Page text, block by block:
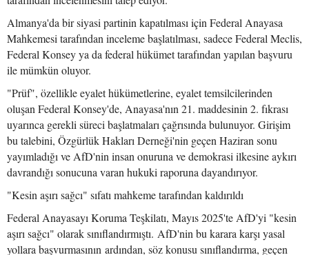
Almanya'da bir siyasi partinin kapatılması için Federal Anayasa
Mahkemesi tarafından inceleme başlatılması, sadece Federal Meclis,
Federal Konsey ya da federal hükümet tarafından yapılan başvuru
ile mümkün oluyor.
"Prüf", özellikle eyalet hükümetlerine, eyalet temsilcilerinden
oluşan Federal Konsey'de, Anayasa'nın 21. maddesinin 2. fıkrası
uyarınca gerekli süreci başlatmaları çağrısında bulunuyor. Girişim
bu talebini, Özgürlük Hakları Derneği'nin geçen Haziran sonu
yayımladığı ve AfD'nin insan onuruna ve demokrasi ilkesine aykırı
davrandığı sonucuna varan hukuki raporuna dayandırıyor.
"Kesin aşırı sağcı" sıfatı mahkeme tarafından kaldırıldı
Federal Anayasayı Koruma Teşkilatı, Mayıs 2025'te AfD'yi "kesin
aşırı sağcı" olarak sınıflandırmıştı. AfD'nin bu karara karşı yasal
yollara başvurmasının ardından, söz konusu sınıflandırma, geçen